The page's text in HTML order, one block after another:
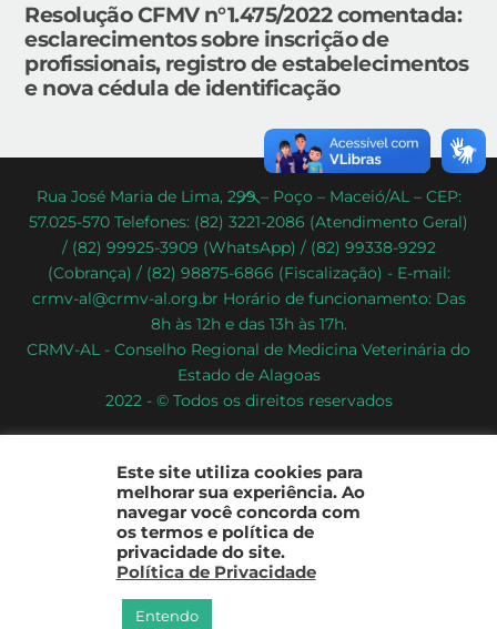
Resolução CFMV n°1.475/2022 comentada:
esclarecimentos sobre inscrição de
profissionais, registro de estabelecimentos
e nova cédula de identificação
Back
To
Top
Rua José Maria de Lima, 299 – Poço – Maceió/AL – CEP:
57.025-570 Telefones: (82) 3221-2086 (Atendimento Geral)
/ (82) 99925-3909 (WhatsApp) / (82) 99338-9292
(Cobrança) / (82) 98875-6866 (Fiscalização) - E-mail:
crmv-al@crmv-al.org.br Horário de funcionamento: Das
8h às 12h e das 13h às 17h.
CRMV-AL - Conselho Regional de Medicina Veterinária do
Estado de Alagoas
2022 - © Todos os direitos reservados
Este site utiliza cookies para
melhorar sua experiência. Ao
navegar você concorda com
os termos e política de
privacidade do site.
Política de Privacidade
Entendo